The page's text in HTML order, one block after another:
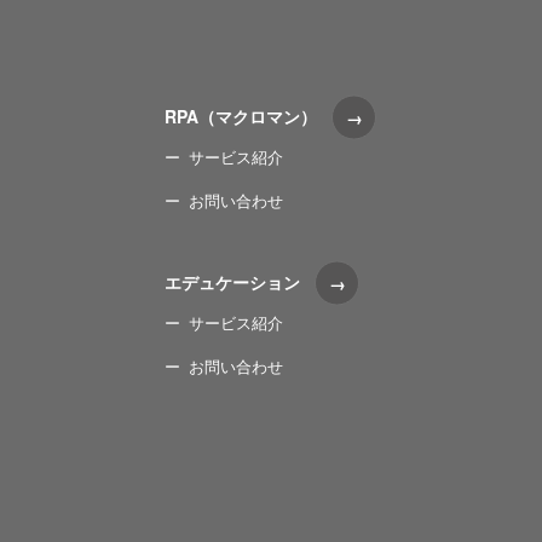
RPA（マクロマン）
サービス紹介
お問い合わせ
エデュケーション
サービス紹介
お問い合わせ